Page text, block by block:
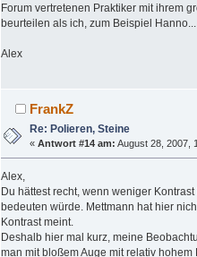
Forum vertretenen Praktiker mit ihrem
beurteilen als ich, zum Beispiel Hanno...
Alex
FrankZ
Re: Polieren, Steine
«Antwort #14 am: August 28, 2007,
Alex,
Du hättest recht, wenn weniger
bedeuten würde. Mettmann hat hier
Kontrast meint.
Deshalb hier mal kurz, meine
man mit bloßem Auge mit relativ